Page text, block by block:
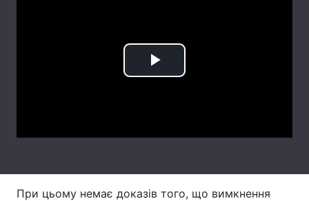
Play
При цьому немає доказів того, що вимкнення